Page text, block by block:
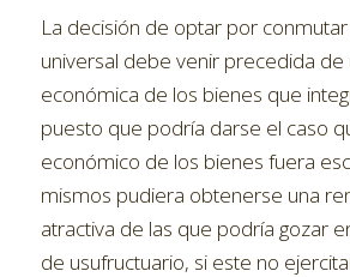
La decisión de optar por
universal debe venir precedida de
económica de los bienes que
puesto que podría darse el caso
económico de los bienes fuera
mismos pudiera obtenerse una
atractiva de las que podría gozar
de usufructuario, si este no